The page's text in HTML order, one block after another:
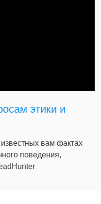
этики и
вам фактах
поведения,